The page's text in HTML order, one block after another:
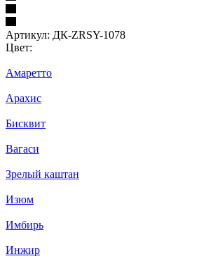
Артикул: ДК-ZRSY-1078
Цвет:
Амаретто
Арахис
Бисквит
Вагаси
Зрелый каштан
Изюм
Имбирь
Инжир